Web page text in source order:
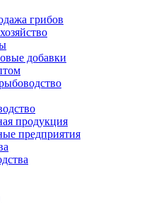
грибов
добавки
продукция
предприятия